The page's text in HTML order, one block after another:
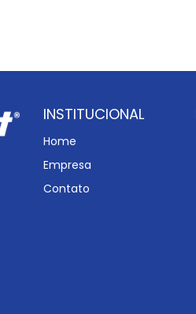
INSTITUCIONAL
Home
Empresa
Contato